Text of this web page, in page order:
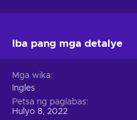
Iba pang mga detalye
Mga wika
Ingles
Petsa ng paglabas
Hulyo 8, 2022